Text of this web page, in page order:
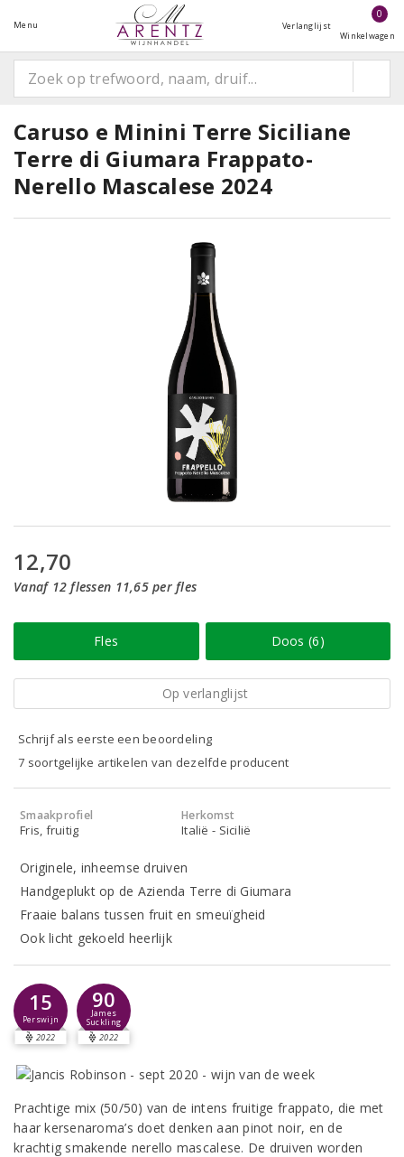
Menu Verlanglijst
0
Winkelwagen
Caruso e Minini Terre Siciliane
Terre di Giumara Frappato-
Nerello Mascalese 2024
12,70
Vanaf 12 flessen 11,65 per fles
Fles Doos (6)
Op verlanglijst
Schrijf als eerste een beoordeling
7 soortgelijke artikelen van dezelfde producent
Smaakprofiel
Fris, fruitig
Herkomst
Italië - Sicilië
Originele, inheemse druiven
Handgeplukt op de Azienda Terre di Giumara
Fraaie balans tussen fruit en smeuïgheid
Ook licht gekoeld heerlijk
15
Perswijn
2022
90
James
Suckling
2022
Prachtige mix (50/50) van de intens fruitige frappato, die met
haar kersenaroma’s doet denken aan pinot noir, en de
krachtig smakende nerello mascalese. De druiven worden